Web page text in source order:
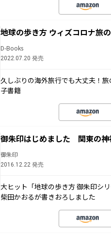
地球の歩き方 ウィズコロナ旅
D-Books
2022.07.20 発売
久しぶりの海外旅行でも大丈夫！
子書籍
御朱印はじめました 関東の
御朱印
2016.12.22 発売
大ヒット「地球の歩き方 御朱印シ
柴田かおるが書きおろしました